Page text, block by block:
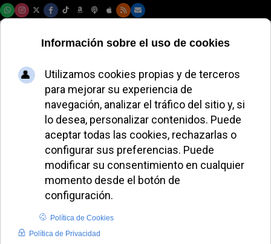
El Papa León XIV
impulsa a los
jóvenes en una
vigilia en Tor
Vergata